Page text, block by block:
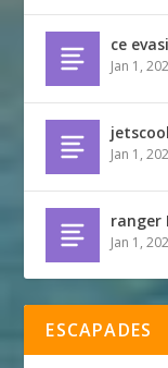
ce
Jan 1,
jetscool
Jan 1,
ranger
Jan 1,
ESCAPADES